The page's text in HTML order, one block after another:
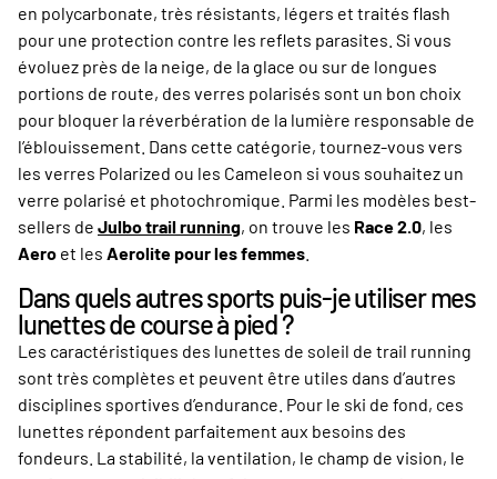
en polycarbonate, très résistants, légers et traités flash
pour une protection contre les reflets parasites. Si vous
évoluez près de la neige, de la glace ou sur de longues
portions de route, des verres polarisés sont un bon choix
pour bloquer la réverbération de la lumière responsable de
l’éblouissement. Dans cette catégorie, tournez-vous vers
les verres Polarized ou les Cameleon si vous souhaitez un
verre polarisé et photochromique. Parmi les modèles best-
sellers de Julbo trail running, on trouve les Race 2.0, les
Aero et les Aerolite pour les femmes
Dans quels autres sports puis-je utiliser mes
lunettes de course à pied ?
Les caractéristiques des lunettes de soleil de trail running
sont très complètes et peuvent être utiles dans d’autres
disciplines sportives d’endurance. Pour le ski de fond, ces
lunettes répondent parfaitement aux besoins des
fondeurs. La stabilité, la ventilation, le champ de vision, le